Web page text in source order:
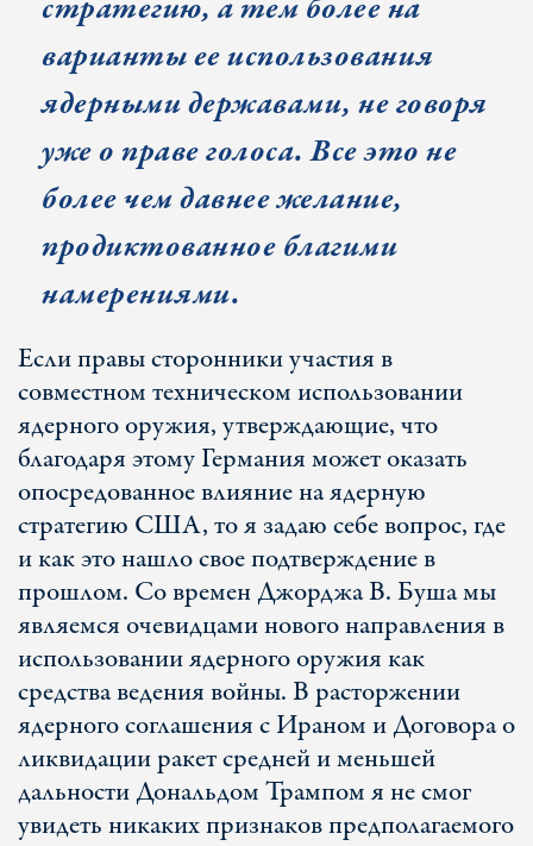
стратегию, а тем более на
варианты ее использования
ядерными державами, не говоря
уже о праве голоса. Все это не
более чем давнее желание,
продиктованное благими
намерениями.
Если правы сторонники участия в
совместном техническом использовании
ядерного оружия, утверждающие, что
благодаря этому Германия может оказать
опосредованное влияние на ядерную
стратегию США, то я задаю себе вопрос, где
и как это нашло свое подтверждение в
прошлом. Со времен Джорджа В. Буша мы
являемся очевидцами нового направления в
использовании ядерного оружия как
средства ведения войны. В расторжении
ядерного соглашения с Ираном и Договора о
ликвидации ракет средней и меньшей
дальности Дональдом Трампом я не смог
увидеть никаких признаков предполагаемого